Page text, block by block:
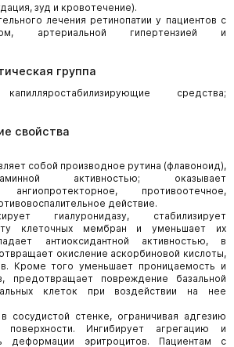
зуд и кровотечение).
лечения ретинопатии у пациентов с
артериальной гипертензией и
группа
средства;
свойства
собой производное рутина (флавоноид),
активностью; оказывает
ангиопротекторное, противоотечное,
действие.
гиалуронидазу, стабилизирует
клеточных мембран и уменьшает их
антиоксидантной активностью, в
окисление аскорбиновой кислоты,
Кроме того уменьшает проницаемость и
предотвращает повреждение базальной
клеток при воздействии на нее
сосудистой стенке, ограничивая адгезию
Ингибирует агрегацию и
деформации эритроцитов. Пациентам с